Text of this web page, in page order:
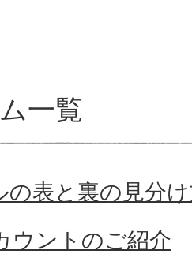
一覧
の表と裏の見分
ウントのご紹介